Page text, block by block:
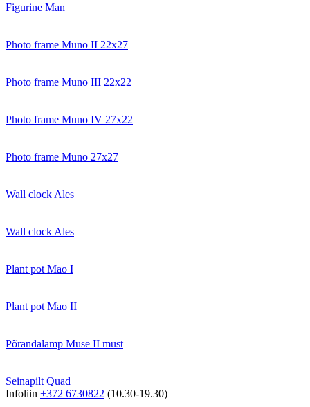
Figurine Man
Photo frame Muno II 22x27
Photo frame Muno III 22x22
Photo frame Muno IV 27x22
Photo frame Muno 27x27
Wall clock Ales
Wall clock Ales
Plant pot Mao I
Plant pot Mao II
Põrandalamp Muse II must
Seinapilt Quad
Infoliin +372 6730822 (10.30-19.30)